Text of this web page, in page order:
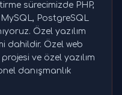
sürecimizde PHP,
PostgreSQL
Özel yazılım
dahildir. Özel web
ve özel yazılım
danışmanlık